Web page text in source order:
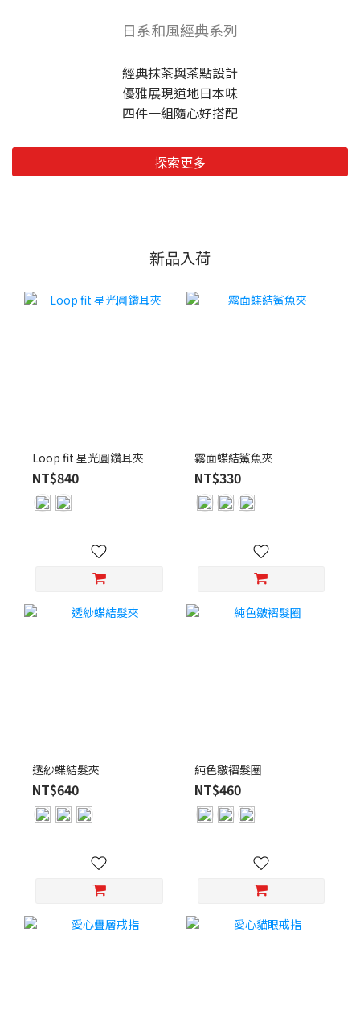
日系和風經典系列
經典抹茶與茶點設計
優雅展現道地日本味
四件一組隨心好搭配
探索更多
新品入荷
Loop fit 星光圓鑽耳夾
NT$840
霧面蝶結鯊魚夾
NT$330
透紗蝶結髮夾
NT$640
純色皺褶髮圈
NT$460